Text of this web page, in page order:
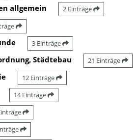
allgemein 2 Einträge
3 Einträge
Städtebau 21 Einträge
12 Einträge
14 Einträge